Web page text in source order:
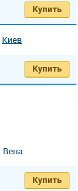
Купить
Киев
Купить
Вена
Купить